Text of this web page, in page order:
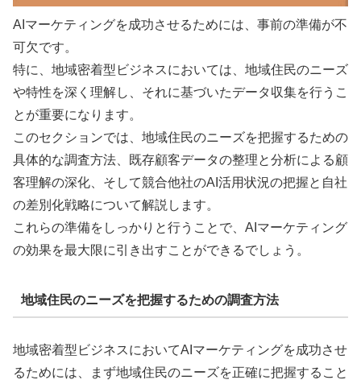
AIマーケティングを成功させるためには、事前の準備が不
可欠です。
特に、地域密着型ビジネスにおいては、地域住民のニーズ
や特性を深く理解し、それに基づいたデータ収集を行うこ
とが重要になります。
このセクションでは、地域住民のニーズを把握するための
具体的な調査方法、既存顧客データの整理と分析による顧
客理解の深化、そして競合他社のAI活用状況の把握と自社
の差別化戦略について解説します。
これらの準備をしっかりと行うことで、AIマーケティング
の効果を最大限に引き出すことができるでしょう。
地域住民のニーズを把握するための調査方法
地域密着型ビジネスにおいてAIマーケティングを成功させ
るためには、まず地域住民のニーズを正確に把握すること